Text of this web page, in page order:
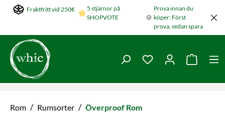
Hoppa till huvudinnehållet
Fraktfritt vid 250€
5 stjärnor på
SHOPVOTE
Prova innan du
köper: Först
prova, sedan spara
Du har 0 objekt i
Rom / Rumsorter / Överproof Rom